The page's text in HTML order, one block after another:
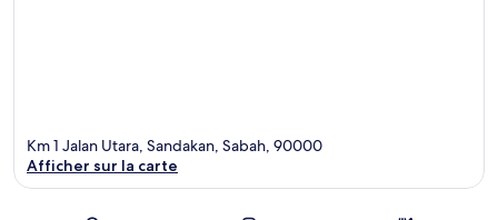
Km 1 Jalan Utara, Sandakan, Sabah, 90000
Afficher sur la carte